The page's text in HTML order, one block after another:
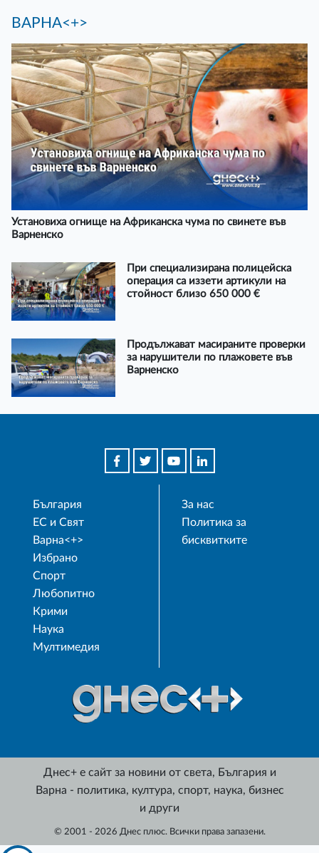
ВАРНА<+>
Установиха огнище на Африканска чума по свинете във
Варненско
При специализирана полицейска
операция са иззети артикули на
стойност близо 650 000 €
Продължават масираните проверки
за нарушители по плажовете във
Варненско
България
ЕС и Свят
Варна<+>
Избрано
Спорт
Любопитно
Крими
Наука
Мултимедия
За нас
Политика за
бисквитките
Днес+ е сайт за новини от света, България и
Варна - политика, култура, спорт, наука, бизнес
и други
© 2001 - 2026 Днес плюс. Всички права запазени.